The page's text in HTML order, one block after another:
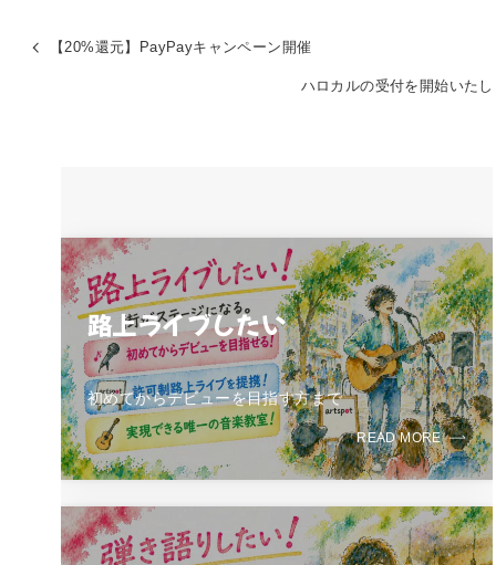
【20%還元】PayPayキャンペーン開催
ハロカルの受付を開始いた
路上ライブしたい
初めてからデビューを目指す方まで
READ MORE